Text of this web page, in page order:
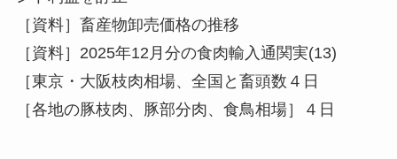
［資料］畜産物卸売価格の推移
［資料］2025年12月分の食肉輸入通関実(13)
［東京・大阪枝肉相場、全国と畜頭数４日
［各地の豚枝肉、豚部分肉、食鳥相場］４日